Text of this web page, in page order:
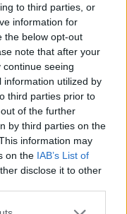
to third parties, or
information for
the below opt-out
note that after your
seeing
information utilized by
third parties prior to
of the further
by third parties on the
information may
on the IAB’s List of
disclose it to other